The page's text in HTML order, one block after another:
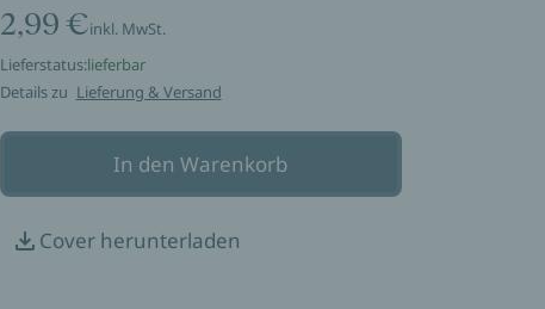
2,99 €inkl. MwSt.
Lieferstatus:lieferbar
Details zu Lieferung & Versand
In den Warenkorb
Cover herunterladen